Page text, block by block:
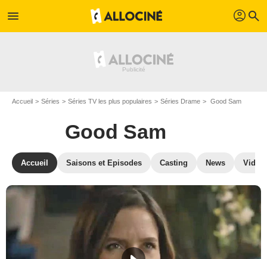
menu profil search
Accueil Séries Séries TV les plus populaires Séries Drame Good Sam
Good Sam
Accueil Saisons et Episodes Casting News